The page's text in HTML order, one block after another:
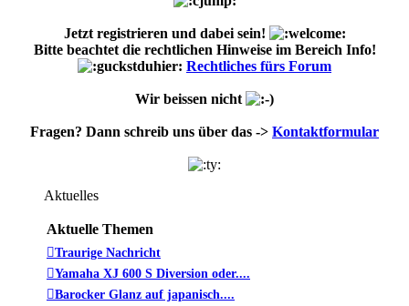
Jetzt registrieren und dabei sein!
Bitte beachtet die rechtlichen Hinweise im Bereich Info!
Rechtliches fürs Forum
Wir beissen nicht
Fragen? Dann schreib uns über das -> Kontaktformular
Aktuelles
Aktuelle Themen
Traurige Nachricht
Yamaha XJ 600 S Diversion oder....
Barocker Glanz auf japanisch....